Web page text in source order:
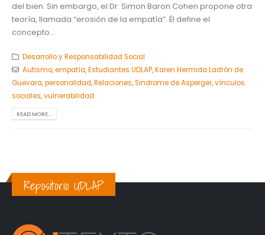
del bien. Sin embargo, el Dr. Simon Baron Cohen propone otra
teoría, llamada “erosión de la empatía”. Él define el
concepto...
Desarrollo y Responsabilidad Social
Autismo,empatía,Estudiantes UDLAP,Karen Hermida Ladrón de
Guevara,personalidad,Relaciones,Sindrome de Asperger,vínculos
sociales,vulnerabilidad
READ MORE...
Repositorio UDLAP